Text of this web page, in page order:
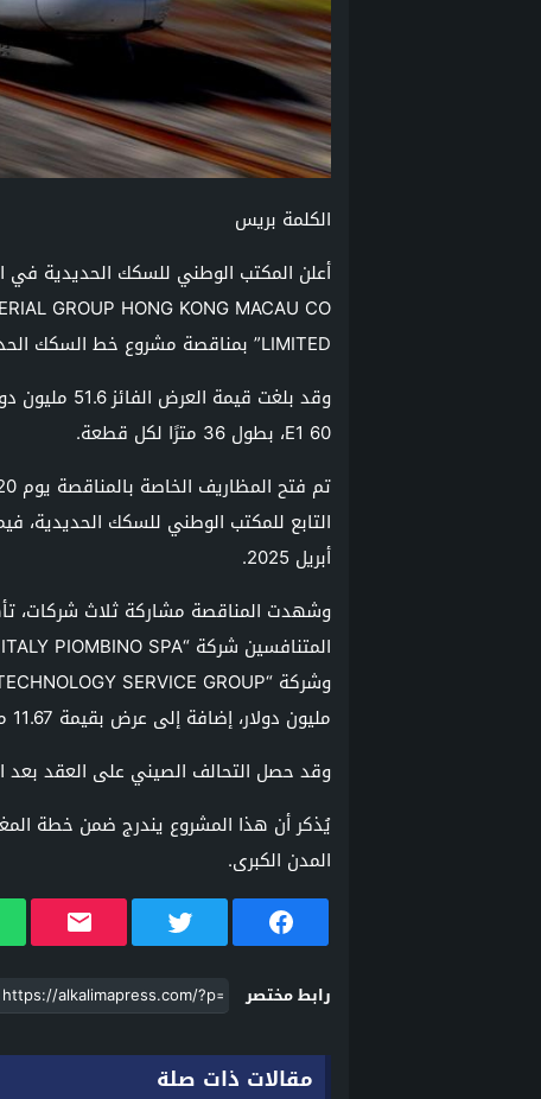
الكلمة بريس
LIMITED” بمناقصة مشروع خط السكك الحديدية فائقة السرعة الرابط بين مدينتي القنيطرة ومراكش.
وقد بلغت
60 E1، بطول 36 مترًا لكل قطعة.
أبريل 2025.
وشهدت المناقصة مشاركة ثلاث شركات،
مليون دولار، إضافة إلى عرض بقيمة 11.67 مليون درهم مغربي.
وقد حصل التحالف الصيني على العقد بعد
يُذكر أن هذا المشروع يندرج ضمن خطة
المدن الكبرى.
رابط مختصر
مقالات ذات صلة